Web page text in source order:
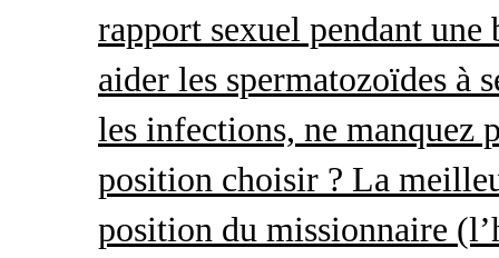
rapport sexuel pendant
aider les spermatozoïdes à
les infections, ne manquez
position choisir ? La
position du missionnaire